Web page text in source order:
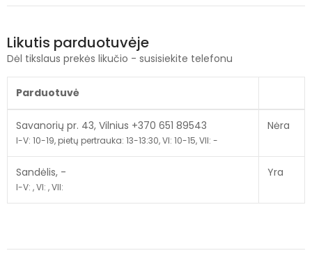
Likutis parduotuvėje
Dėl tikslaus prekės likučio - susisiekite telefonu
Parduotuvė
Savanorių pr. 43, Vilnius +370 651 89543
I-V: 10-19, pietų pertrauka: 13-13:30, VI: 10-15, VII: -
Nėra
Sandėlis, -
I-V: , VI: , VII:
Yra